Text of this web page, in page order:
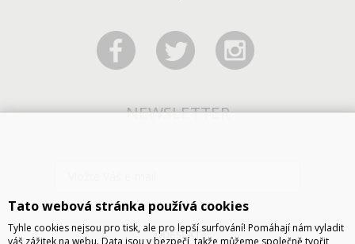
NEWSLETTER
ODESLAT
Tato webová stránka používá cookies
Tyhle cookies nejsou pro tisk, ale pro lepší surfování! Pomáhají nám vyladit
váš zážitek na webu. Data jsou v bezpečí, takže můžeme společně tvořit